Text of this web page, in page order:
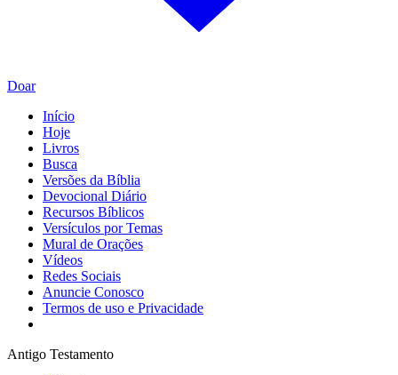
Doar
Início
Hoje
Livros
Busca
Versões da Bíblia
Devocional Diário
Recursos Bíblicos
Versículos por Temas
Mural de Orações
Vídeos
Redes Sociais
Anuncie Conosco
Termos de uso e Privacidade
Antigo Testamento